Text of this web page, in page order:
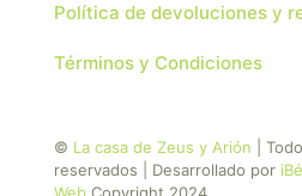
Política de devoluciones y
Términos y Condiciones
© La casa de Zeus y Arión |
reservados | Desarrollado por